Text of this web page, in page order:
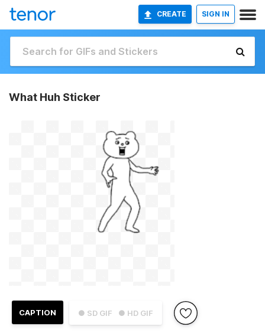
CREATE SIGN IN
What Huh Sticker
● SD GIF ● HD GIF
CAPTION